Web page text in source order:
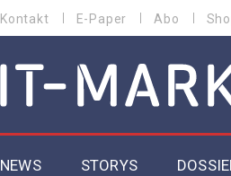
Kontakt E-Paper Abo
MAIN NAVIGATION
NEWS STORYS